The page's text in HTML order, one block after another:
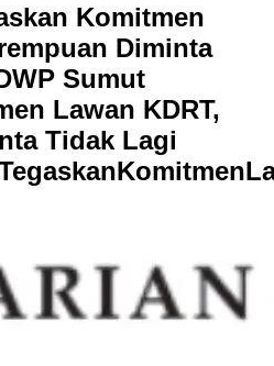
Komitmen
Diminta
Sumut
Lawan KDRT,
Tidak Lagi
egaskanKomitmenL